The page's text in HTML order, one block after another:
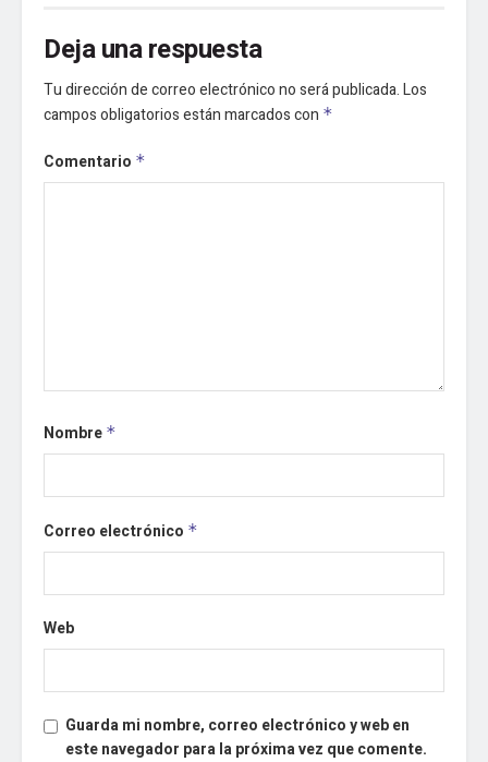
Deja una respuesta
Tu dirección de correo electrónico no será publicada.Los
campos obligatorios están marcados con *
Comentario *
Nombre *
Correo electrónico *
Web
Guarda mi nombre, correo electrónico y web en
este navegador para la próxima vez que comente.